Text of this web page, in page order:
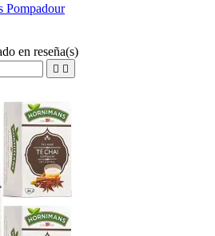
Pompadour
en reseña(s)
 